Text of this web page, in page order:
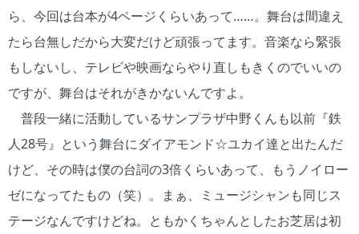
ら、今回は台本が4ページくらいあって……。舞台は間違え
たら台無しだから大変だけど頑張ってます。音楽なら緊張
もしないし、テレビや映画ならやり直しもきくのでいいの
ですが、舞台はそれがきかないんですよ。
普段一緒に活動しているサンプラザ中野くんも以前『鉄
人28号』という舞台にダイアモンド☆ユカイ達と出たんだ
けど、その時は僕の台詞の3倍くらいあって、もうノイロー
ゼになってたもの（笑）。まぁ、ミュージシャンも同じス
テージなんですけどね。ともかくちゃんとしたお芝居は初